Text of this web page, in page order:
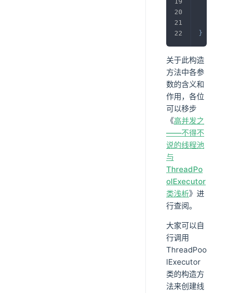
}
关于此构造
方法中各参
数的含义和
作用，各位
可以移步
《高并发之
——不得不
说的线程池
与
ThreadPo
olExecutor
类浅析》进
行查阅。
大家可以自
行调用
ThreadPoo
lExecutor
类的构造方
法来创建线